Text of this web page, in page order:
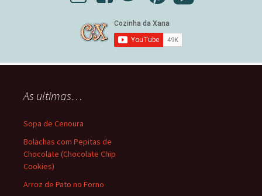
As ultimas…
Sopa de Cenoura
Bolachas com Pepitas de
Chocolate (Chocolate Chip
Cookies)
Arroz de Pato no Forno